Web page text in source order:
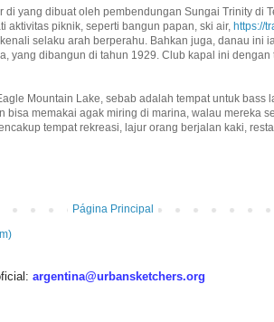
di yang dibuat oleh pembendungan Sungai Trinity di
aktivitas piknik, seperti bangun papan, ski air, https://
selaku arah berperahu. Bahkan juga, danau ini
yang dibangun di tahun 1929. Club kapal ini dengan
Mountain Lake, sebab adalah tempat untuk bass
bisa memakai agak miring di marina, walau mereka
tempat rekreasi, lajur orang berjalan kaki,
Página Principal
argentina@urbansketchers.org